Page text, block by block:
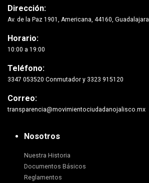
Dirección:
Av. de la Paz 1901, Americana, 44160, Guadalajara
Horario:
10:00 a 19:00
Teléfono:
3347 053520 Conmutador y 3323 915120
Correo:
transparencia@movimientociudadanojalisco.mx
Nosotros
Nuestra Historia
Documentos Básicos
Reglamentos